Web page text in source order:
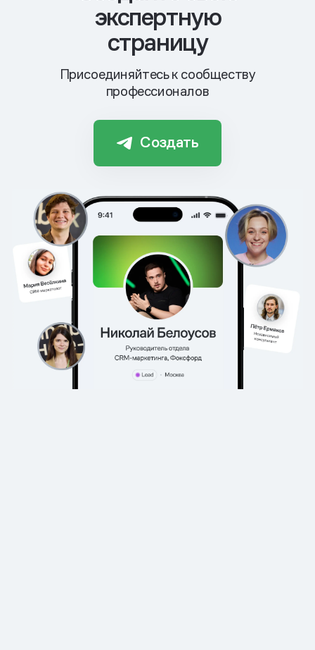
экспертную
страницу
Присоединяйтесь к сообществу
профессионалов
Создать